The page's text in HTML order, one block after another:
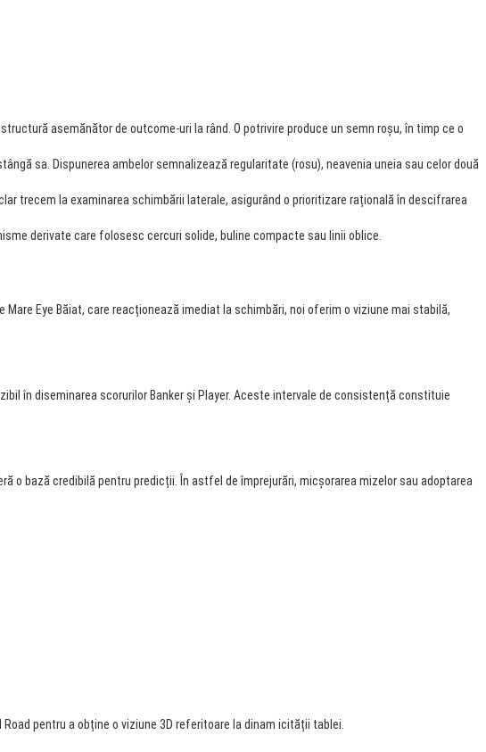
asemănător de outcome-uri la rând. O potrivire produce un semn roșu, în timp ce o
sa. Dispunerea ambelor semnalizează regularitate (rosu), neavenia uneia sau celor două
trecem la examinarea schimbării laterale, asigurând o prioritizare rațională în descifrarea
derivate care folosesc cercuri solide, buline compacte sau linii oblice.
Eye Băiat, care reacționează imediat la schimbări, noi oferim o viziune mai stabilă,
în diseminarea scorurilor Banker și Player. Aceste intervale de consistență constituie
bază credibilă pentru predicții. În astfel de împrejurări, micșorarea mizelor sau adoptarea
pentru a obține o viziune 3D referitoare la dinam icității tablei.